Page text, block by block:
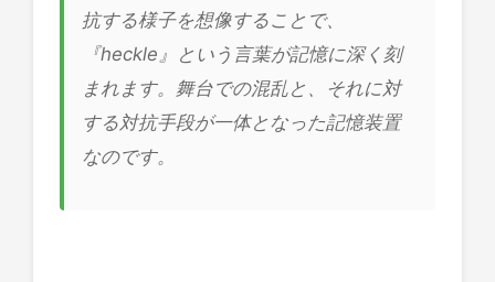
抗する様子を想像することで、
『heckle』という言葉が記憶に深く刻
まれます。舞台での混乱と、それに対
する対抗手段が一体となった記憶装置
なのです。